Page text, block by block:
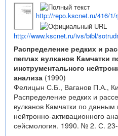
http://repo.kscnet.ru/416/1/
http://www.kscnet.ru/ivs/bibl/
Распределение редких и
пеплах вулканов Камчатки
инструментального
анализа (1990)
Фелицын С.Б., Ваганов П.А.,
Распределение редких и
вулканов Камчатки по данным
нейтронно-активационного
сейсмология. 1990. № 2. С.